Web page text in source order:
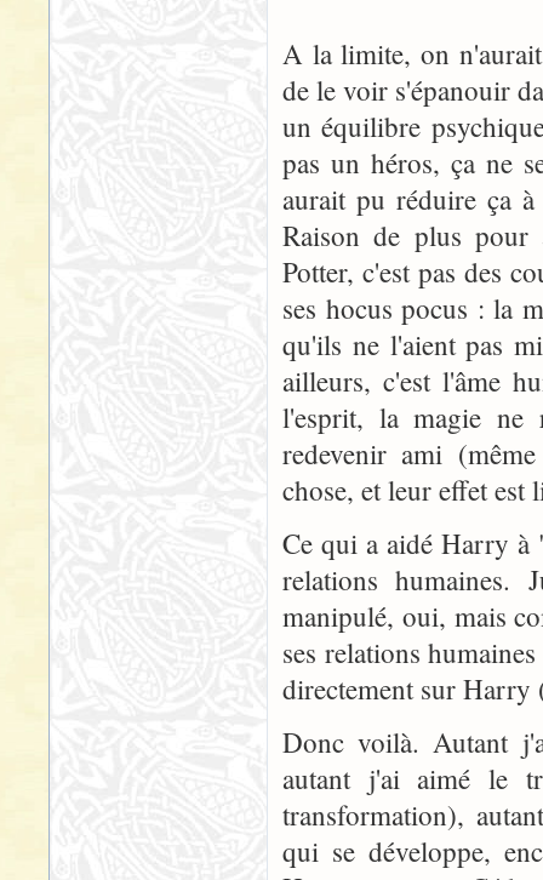
A la limite, on
de le voir s'épanouir
un équilibre
pas un héros, ça ne
aurait pu réduire ça
Raison de plus
Potter, c'est pas des
ses hocus pocus : la
qu'ils ne l'aient pas
ailleurs, c'est l'âme
l'esprit, la magie ne
redevenir ami
chose, et leur effet est
Ce qui a aidé Harry à
relations
manipulé, oui, mais
ses relations
directement sur Harry
Donc voilà. Autant
autant j'ai aimé le
transformation),
qui se développe,